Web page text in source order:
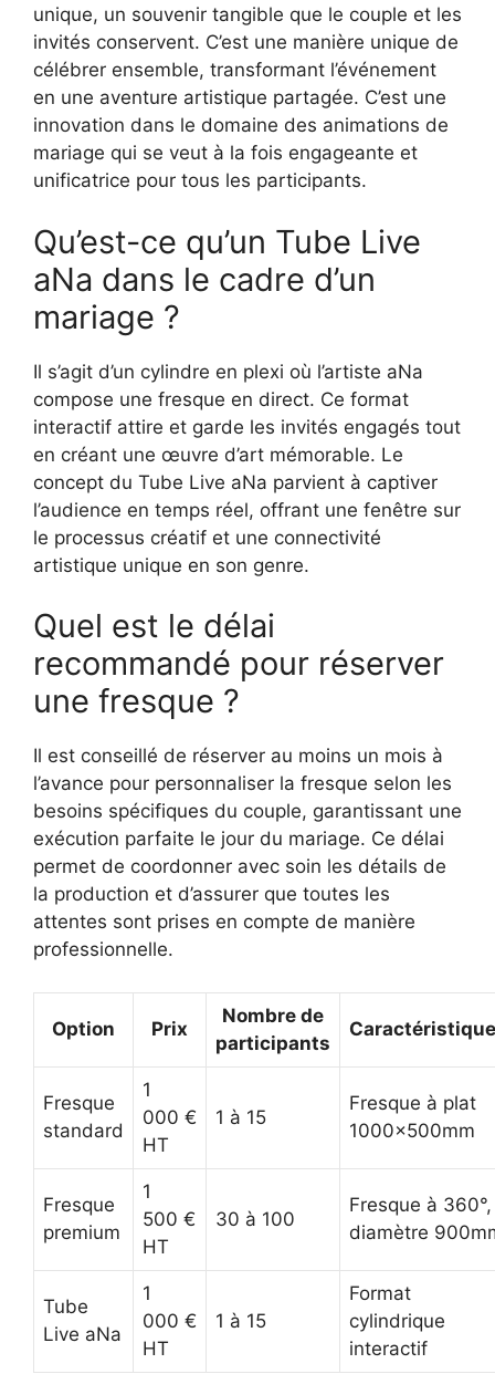
unique, un souvenir tangible que le couple et les
invités conservent. C’est une manière unique de
célébrer ensemble, transformant l’événement
en une aventure artistique partagée. C’est une
innovation dans le domaine des animations de
mariage qui se veut à la fois engageante et
unificatrice pour tous les participants.
Qu’est-ce qu’un Tube Live
aNa dans le cadre d’un
mariage ?
Il s’agit d’un cylindre en plexi où l’artiste aNa
compose une fresque en direct. Ce format
interactif attire et garde les invités engagés tout
en créant une œuvre d’art mémorable. Le
concept du Tube Live aNa parvient à captiver
l’audience en temps réel, offrant une fenêtre sur
le processus créatif et une connectivité
artistique unique en son genre.
Quel est le délai
recommandé pour réserver
une fresque ?
Il est conseillé de réserver au moins un mois à
l’avance pour personnaliser la fresque selon les
besoins spécifiques du couple, garantissant une
exécution parfaite le jour du mariage. Ce délai
permet de coordonner avec soin les détails de
la production et d’assurer que toutes les
attentes sont prises en compte de manière
professionnelle.
Option Prix
Nombre de
participants
Fresque
standard
1
000 €
HT
1 à 15
Fresque à plat
1000x500mm
Fresque
premium
1
500 €
HT
30 à 100
Fresque à 360°,
diamètre
Tube
Live aNa
1
000 €
HT
1 à 15
Format
cylindrique
interactif